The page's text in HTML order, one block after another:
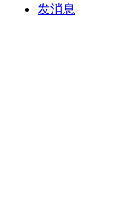
发消息